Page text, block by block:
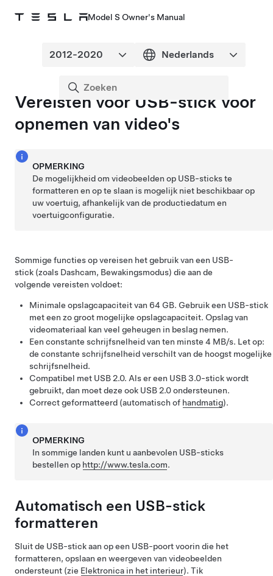
Model S Owner's Manual
Vereisten voor USB-stick voor
opnemen van video's
OPMERKING
De mogelijkheid om videobeelden op USB-sticks te
formatteren en op te slaan is mogelijk niet beschikbaar op
uw voertuig, afhankelijk van de productiedatum en
voertuigconfiguratie.
Sommige functies op vereisen het gebruik van een USB-
stick (zoals Dashcam, Bewakingsmodus) die aan de
volgende vereisten voldoet:
Minimale opslagcapaciteit van 64 GB. Gebruik een USB-stick
met een zo groot mogelijke opslagcapaciteit. Opslag van
videomateriaal kan veel geheugen in beslag nemen.
Een constante schrijfsnelheid van ten minste 4 MB/s. Let op:
de constante schrijfsnelheid verschilt van de hoogst mogelijke
schrijfsnelheid.
Compatibel met USB 2.0. Als er een USB 3.0-stick wordt
gebruikt, dan moet deze ook USB 2.0 ondersteunen.
Correct geformatteerd (automatisch of handmatig).
OPMERKING
In sommige landen kunt u aanbevolen USB-sticks
bestellen op http://www.tesla.com.
Automatisch een USB-stick
formatteren
Sluit de USB-stick aan op een USB-poort voorin die het
formatteren, opslaan en weergeven van videobeelden
ondersteunt (zie Elektronica in het interieur). Tik